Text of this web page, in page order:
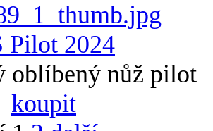
Pilot 2024
oblíbený nůž pilot
koupit